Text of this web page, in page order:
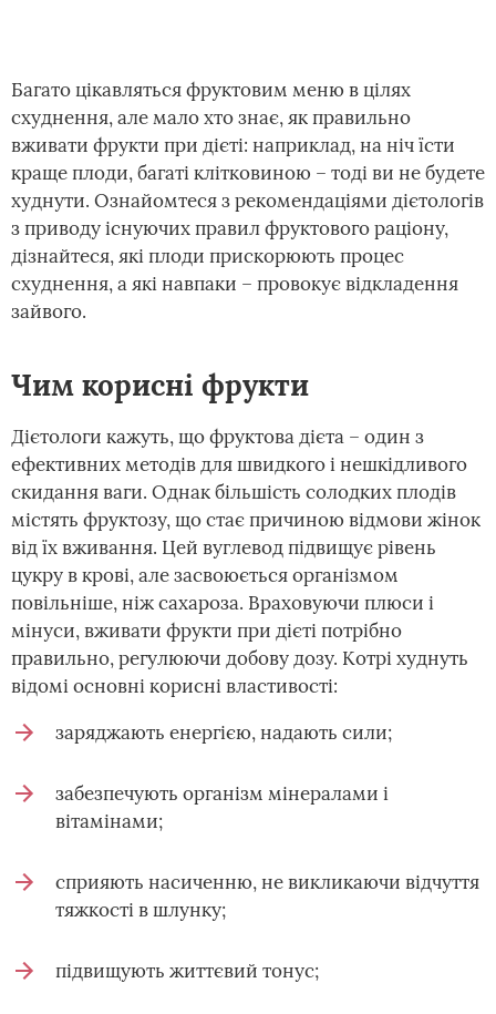
Багато цікавляться фруктовим меню в цілях
схуднення, але мало хто знає, як правильно
вживати фрукти при дієті: наприклад, на ніч їсти
краще плоди, багаті клітковиною – тоді ви не будете
худнути. Ознайомтеся з рекомендаціями дієтологів
з приводу існуючих правил фруктового раціону,
дізнайтеся, які плоди прискорюють процес
схуднення, а які навпаки – провокує відкладення
зайвого.
Чим корисні фрукти
Дієтологи кажуть, що фруктова дієта – один з
ефективних методів для швидкого і нешкідливого
скидання ваги. Однак більшість солодких плодів
містять фруктозу, що стає причиною відмови жінок
від їх вживання. Цей вуглевод підвищує рівень
цукру в крові, але засвоюється організмом
повільніше, ніж сахароза. Враховуючи плюси і
мінуси, вживати фрукти при дієті потрібно
правильно, регулюючи добову дозу. Котрі худнуть
відомі основні корисні властивості:
заряджають енергією, надають сили;
забезпечують організм мінералами і
вітамінами;
сприяють насиченню, не викликаючи відчуття
тяжкості в шлунку;
підвищують життєвий тонус;